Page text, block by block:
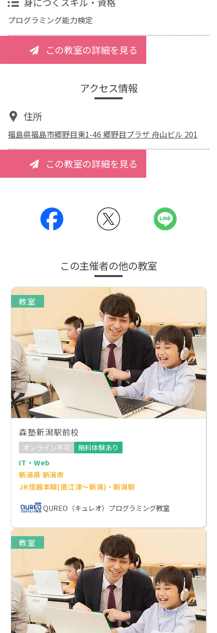
プログラミング能力検定
この教室の詳細を見る
アクセス情報
住所
福島県福島市郷野目東1-46 郷野目プラザ 舟山ビル 201
この教室の詳細を見る
この主催者の他の教室
教室
森塾新潟駅前校
オンライン不可
無料体験あり
IT・Web
新潟県 新潟市
JR信越本線(直江津～新潟)・新潟駅
QUREO（キュレオ）プログラミング教室
教室